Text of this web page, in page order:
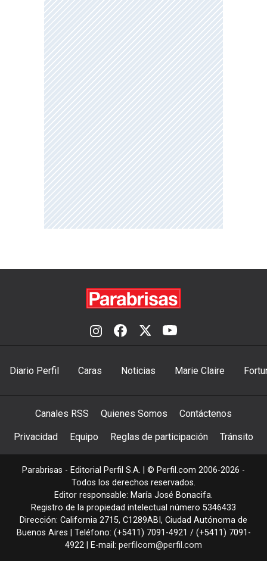
Diario Perfil Caras Noticias Marie Claire
Canales RSS Quienes Somos Contáctenos
Privacidad Equipo Reglas de participación Tránsito
Parabrisas - Editorial Perfil S.A. | © Perfil.com 2006-2026 -
Todos los derechos reservados.
Editor responsable: María José Bonacifa.
Registro de la propiedad intelectual número 5346433
Dirección: California 2715, C1289ABI , Ciudad Autónoma de
Buenos Aires | Teléfono: (+5411) 7091-4921 / (+5411) 7091-
4922 | E-mail: perfilcom@perfil.com